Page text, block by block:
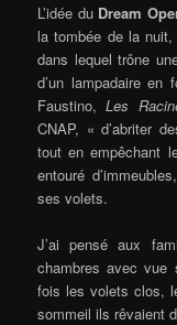
L’idée du Dream
la tombée de la
dans lequel trône
d’un lampadaire en
Faustino,Les
CNAP, « d’abriter
tout en empêchant
entouré
ses volets.
J’ai pensé aux
chambres avec
fois les volets clos,
sommeil ils rêvaient